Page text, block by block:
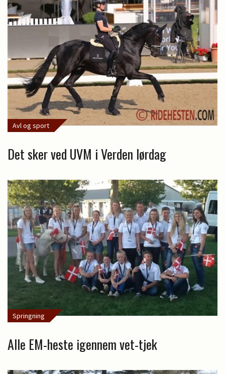
Avl og sport
Det sker ved UVM i Verden lørdag
Springning
Alle EM-heste igennem vet-tjek